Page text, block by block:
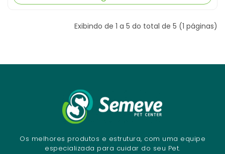
Exibindo de 1 a 5 do total de 5 (1 páginas)
Os melhores produtos e estrutura, com uma equipe
especializada para cuidar do seu Pet.